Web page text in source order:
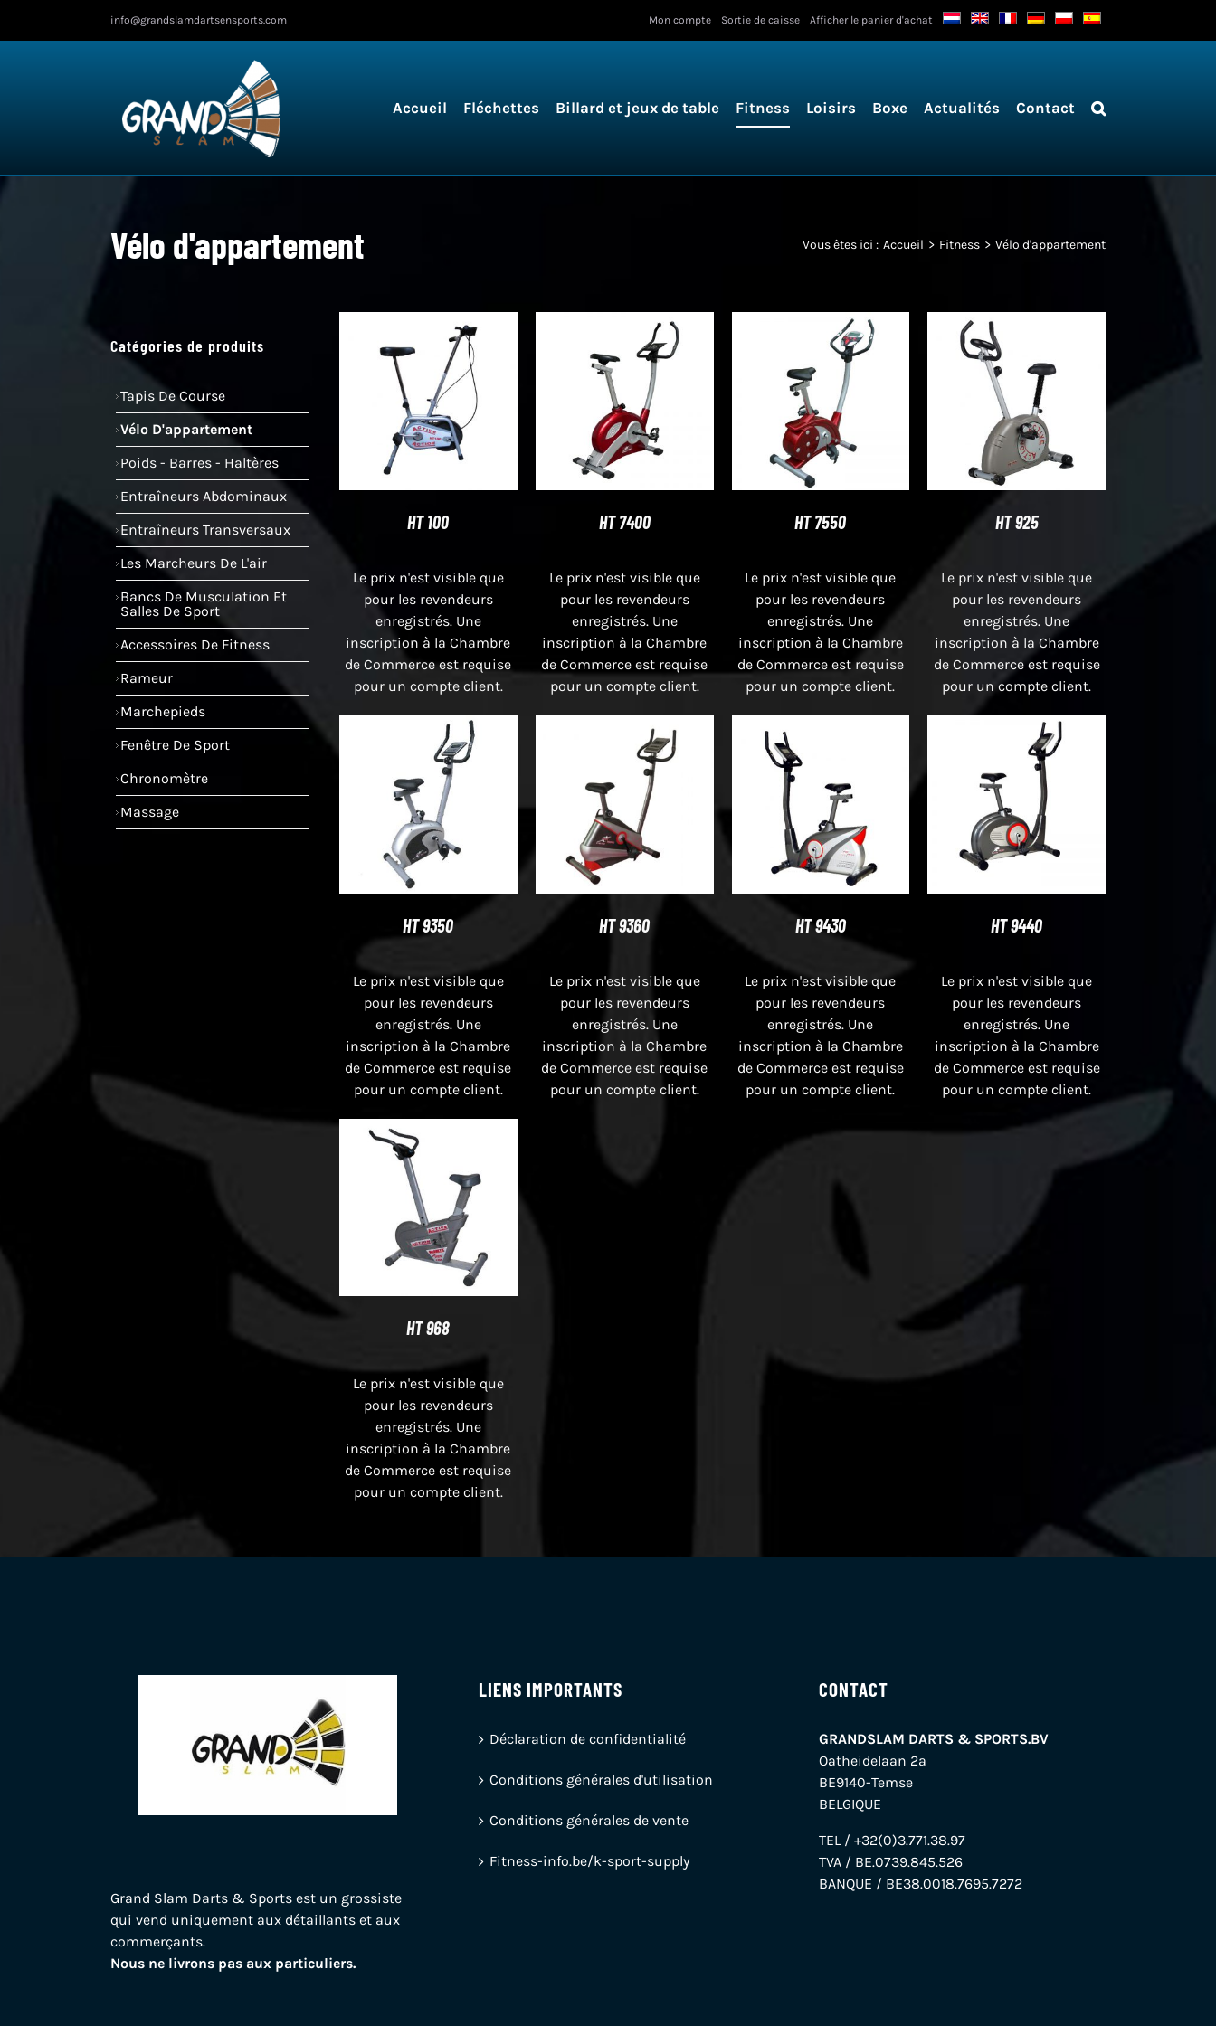
info@grandslamdartsensports.com Mon compte Sortie de caisse Afficher le panier d'achat
Accueil Fléchettes Billard et jeux de table Fitness Loisirs Boxe Actualités Contact
Vélo d'appartement Vous êtes ici : Accueil Fitness Vélo d'appartement
HT 100
Le prix n'est visible que
pour les revendeurs
enregistrés. Une
inscription à la Chambre
de Commerce est requise
pour un compte client.
HT 7400
Le prix n'est visible que
pour les revendeurs
enregistrés. Une
inscription à la Chambre
de Commerce est requise
pour un compte client.
HT 7550
Le prix n'est visible que
pour les revendeurs
enregistrés. Une
inscription à la Chambre
de Commerce est requise
pour un compte client.
HT 925
Le prix n'est visible que
pour les revendeurs
enregistrés. Une
inscription à la Chambre
de Commerce est requise
pour un compte client.
HT 9350
Le prix n'est visible que
pour les revendeurs
enregistrés. Une
inscription à la Chambre
de Commerce est requise
pour un compte client.
HT 9360
Le prix n'est visible que
pour les revendeurs
enregistrés. Une
inscription à la Chambre
de Commerce est requise
pour un compte client.
HT 9430
Le prix n'est visible que
pour les revendeurs
enregistrés. Une
inscription à la Chambre
de Commerce est requise
pour un compte client.
HT 9440
Le prix n'est visible que
pour les revendeurs
enregistrés. Une
inscription à la Chambre
de Commerce est requise
pour un compte client.
HT 968
Le prix n'est visible que
pour les revendeurs
enregistrés. Une
inscription à la Chambre
de Commerce est requise
pour un compte client.
Catégories de produits
Tapis De Course
Vélo D'appartement
Poids - Barres - Haltères
Entraîneurs Abdominaux
Entraîneurs Transversaux
Les Marcheurs De L'air
Bancs De Musculation Et
Salles De Sport
Accessoires De Fitness
Rameur
Marchepieds
Fenêtre De Sport
Chronomètre
Massage
Grand Slam Darts & Sports est un grossiste
qui vend uniquement aux détaillants et aux
commerçants.
Nous ne livrons pas aux particuliers.
LIENS IMPORTANTS
Déclaration de confidentialité
Conditions générales d'utilisation
Conditions générales de vente
Fitness-info.be/k-sport-supply
CONTACT
GRANDSLAM DARTS & SPORTS.BV
Oatheidelaan 2a
BE9140-Temse
BELGIQUE
TEL / +32(0)3.771.38.97
TVA / BE.0739.845.526
BANQUE / BE38.0018.7695.7272